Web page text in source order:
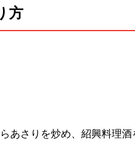
方
あさりを炒め、紹興料理